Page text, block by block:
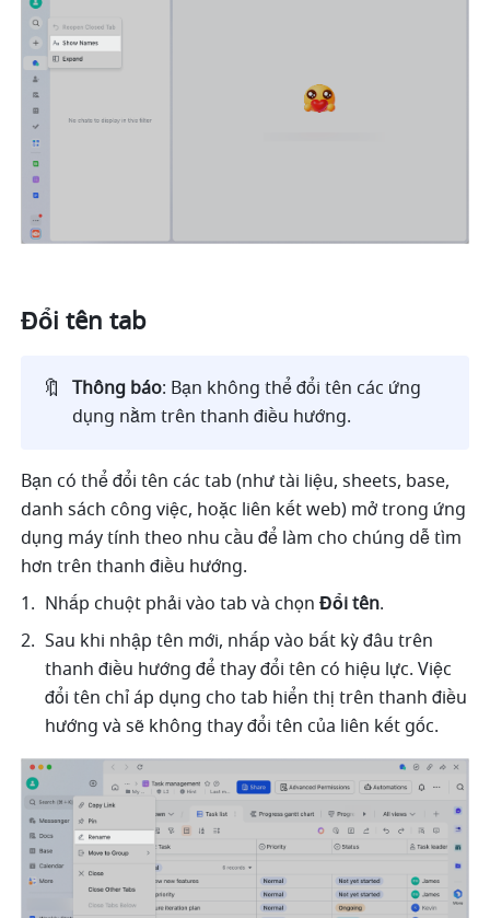
Đổi tên tab
🔖 Thông báo: Bạn không thể đổi tên các ứng
dụng nằm trên thanh điều hướng.
Bạn có thể đổi tên các tab (như tài liệu, sheets, base,
danh sách công việc, hoặc liên kết web) mở trong ứng
dụng máy tính theo nhu cầu để làm cho chúng dễ tìm
hơn trên thanh điều hướng.
Nhấp chuột phải vào tab và chọn Đổi tên.
Sau khi nhập tên mới, nhấp vào bất kỳ đâu trên
thanh điều hướng để thay đổi tên có hiệu lực. Việc
đổi tên chỉ áp dụng cho tab hiển thị trên thanh điều
hướng và sẽ không thay đổi tên của liên kết gốc.